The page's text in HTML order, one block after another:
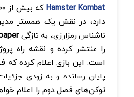
Hamster Kombat
دارد، در نقش یک همستر
ناشناس رمزارزی، به تازگی
را منتشر کرده و نقشه راه
است. این بازی اعلام کرده که
پایان رسانده و به زودی
توکن‌های فصل دوم را اعلام